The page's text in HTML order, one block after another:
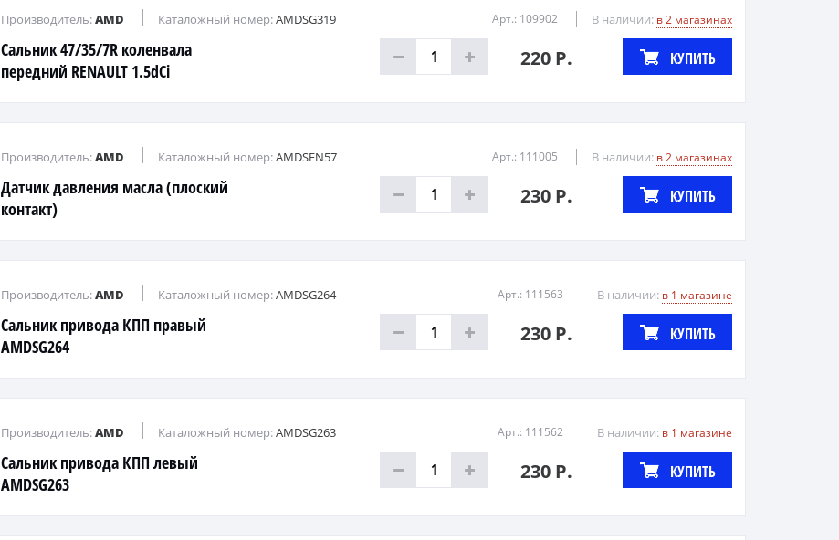
Сальник 47/35/7R коленвала
передний RENAULT 1.5dCi
Производитель:AMD Каталожный номер:AMDSG319 Арт.: 109902 В наличии: в 2 магазинах
220 Р. КУПИТЬ
Датчик давления масла (плоский
контакт)
Производитель:AMD Каталожный номер:AMDSEN57 Арт.: 111005 В наличии: в 2 магазинах
230 Р. КУПИТЬ
Сальник привода КПП правый
AMDSG264
Производитель:AMD Каталожный номер:AMDSG264 Арт.: 111563 В наличии: в 1 магазине
230 Р. КУПИТЬ
Сальник привода КПП левый
AMDSG263
Производитель:AMD Каталожный номер:AMDSG263 Арт.: 111562 В наличии: в 1 магазине
230 Р. КУПИТЬ